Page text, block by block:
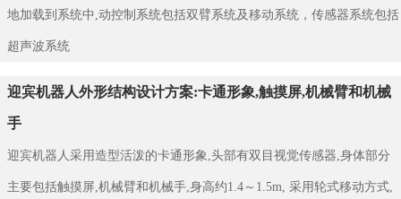
地加载到系统中,动控制系统包括双臂系统及移动系统，传感器系统包括
超声波系统
迎宾机器人外形结构设计方案:卡通形象,触摸屏,机械臂和机械
手
迎宾机器人采用造型活泼的卡通形象,头部有双目视觉传感器,身体部分
主要包括触摸屏,机械臂和机械手,身高约1.4～1.5m, 采用轮式移动方式,